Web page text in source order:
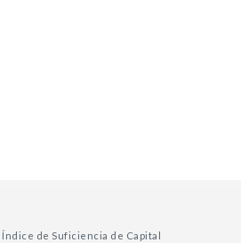
Índice de Suficiencia de Capital